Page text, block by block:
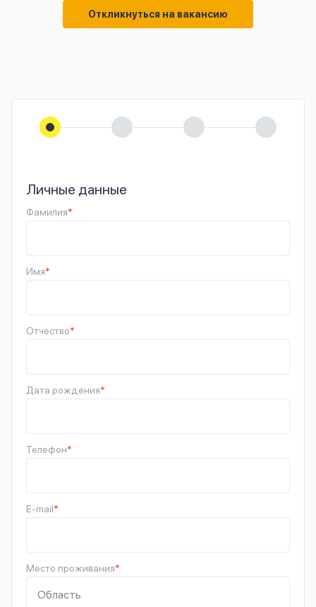
Откликнуться на вакансию
Личные данные
Фамилия*
Имя*
Отчество*
Дата рождения*
Телефон*
E-mail*
Место проживания*